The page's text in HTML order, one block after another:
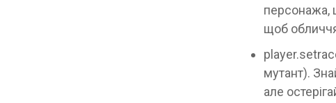
персонажа,
щоб
мутант).
але